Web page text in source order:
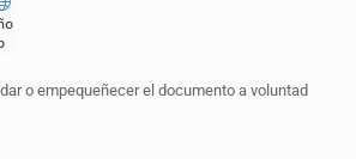
o empequeñecer el documento a voluntad